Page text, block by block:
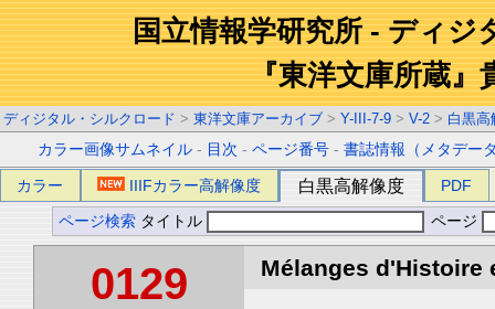
国立情報学研究所 - ディジ
『東洋文庫所蔵』
ディジタル・シルクロード > 東洋文庫アーカイブ > Y-III-7-9 > V-2 > 白黒高
カラー画像サムネイル - 目次 -ページ番号 -書誌情報（メタデー
カラー IIIFカラー高解像度 白黒高解像度 PDF
ページ検索 タイトル ページ
0129 Mélanges d'Histoire